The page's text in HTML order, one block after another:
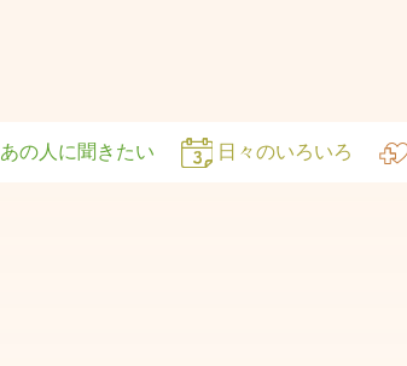
あの人に聞きたい 日々のいろいろ